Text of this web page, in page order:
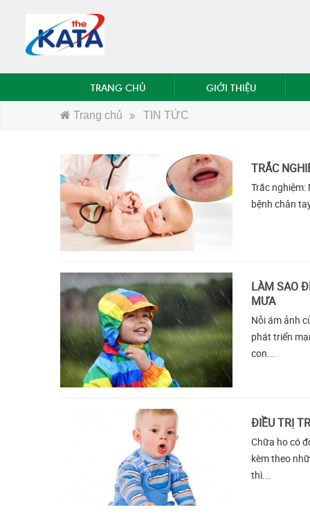
TRANG CHỦ GIỚI THIỆU
Trang chủ TIN TỨC
TRẮC
Trắc nghiệm:
bệnh chân
LÀM SAO
MƯA
Nỗi ám ảnh
phát triển
con...
ĐIỀU TRỊ
Chữa ho có
kèm theo
thì...